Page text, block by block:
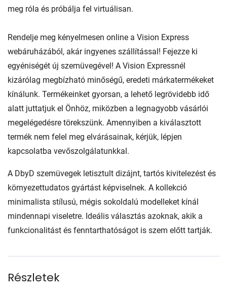
meg róla és próbálja fel virtuálisan.
Rendelje meg kényelmesen online a Vision Express
webáruházából, akár ingyenes szállítással! Fejezze ki
egyéniségét új szemüvegével! A Vision Expressnél
kizárólag megbízható minőségű, eredeti márkatermékeket
kínálunk. Termékeinket gyorsan, a lehető legrövidebb idő
alatt juttatjuk el Önhöz, miközben a legnagyobb vásárlói
megelégedésre törekszünk. Amennyiben a kiválasztott
termék nem felel meg elvárásainak, kérjük, lépjen
kapcsolatba vevőszolgálatunkkal.
A DbyD szemüvegek letisztult dizájnt, tartós kivitelezést és
környezettudatos gyártást képviselnek. A kollekció
minimalista stílusú, mégis sokoldalú modelleket kínál
mindennapi viseletre. Ideális választás azoknak, akik a
funkcionalitást és fenntarthatóságot is szem előtt tartják.
Részletek